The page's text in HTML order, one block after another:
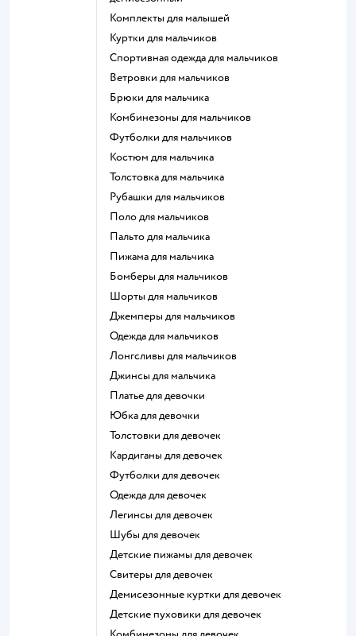
Комплекты для малышей
Куртки для мальчиков
Спортивная одежда для мальчиков
Ветровки для мальчиков
Брюки для мальчика
Комбинезоны для мальчиков
Футболки для мальчиков
Костюм для мальчика
Толстовка для мальчика
Рубашки для мальчиков
Поло для мальчиков
Пальто для мальчика
Пижама для мальчика
Бомберы для мальчиков
Шорты для мальчиков
Джемперы для мальчиков
Одежда для мальчиков
Лонгсливы для мальчиков
Джинсы для мальчика
Платье для девочки
Юбка для девочки
Толстовки для девочек
Кардиганы для девочек
Футболки для девочек
Одежда для девочек
Легинсы для девочек
Шубы для девочек
Детские пижамы для девочек
Свитеры для девочек
Демисезонные куртки для девочек
Детские пуховики для девочек